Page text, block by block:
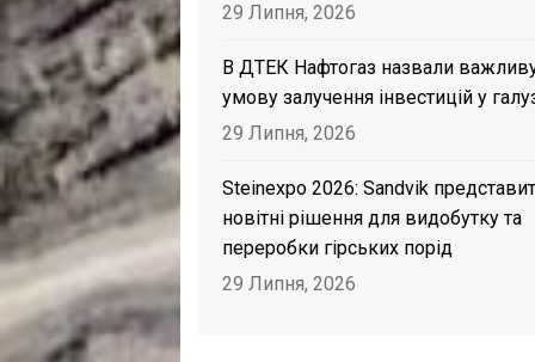
29 Липня, 2026
В ДТЕК Нафтогаз назвали
умову залучення інвестицій у
29 Липня, 2026
Steinexpo 2026: Sandvik
новітні рішення для видобутку та
переробки гірських порід
29 Липня, 2026